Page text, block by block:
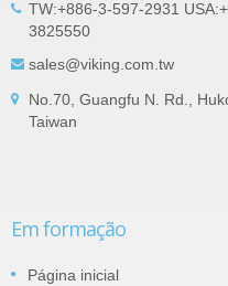
TW:+886-3-597-2931
3825550
sales@viking.com.tw
No.70, Guangfu N. Rd.,
Taiwan
Em formação
Página inicial